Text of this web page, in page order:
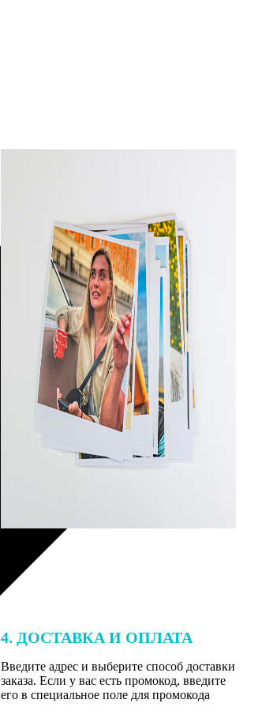
4. ДОСТАВКА И ОПЛАТА
Введите адрес и выберите способ доставки
заказа. Если у вас есть промокод, введите
его в специальное поле для промокода